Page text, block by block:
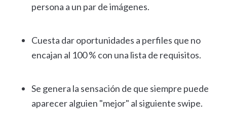
persona a un par de imágenes.
Cuesta dar oportunidades a perfiles que no
encajan al 100 % con una lista de requisitos.
Se genera la sensación de que siempre puede
aparecer alguien "mejor" al siguiente swipe.